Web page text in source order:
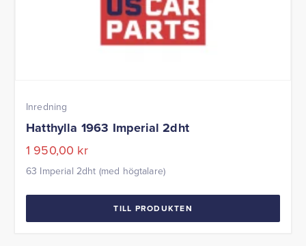
Inredning
Hatthylla 1963 Imperial 2dht
1 950,00 kr
63 Imperial 2dht (med högtalare)
TILL PRODUKTEN